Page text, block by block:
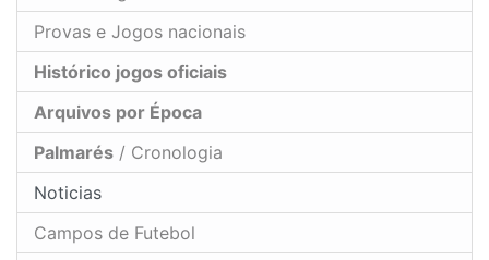
Provas e Jogos nacionais
Histórico jogos oficiais
Arquivos por Época
Palmarés / Cronologia
Noticias
Campos de Futebol